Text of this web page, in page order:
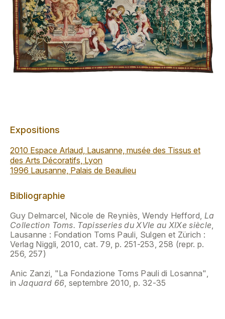
Expositions
2010 Espace Arlaud, Lausanne, musée des Tissus et
des Arts Décoratifs, Lyon
1996 Lausanne, Palais de Beaulieu
Bibliographie
Guy Delmarcel, Nicole de Reyniès, Wendy Hefford, La
Collection Toms. Tapisseries du XVIe au XIXe siècle
Lausanne : Fondation Toms Pauli, Sulgen et Zürich :
Verlag Niggli, 2010, cat. 79, p. 251-253, 258 (repr. p.
256, 257)
Anic Zanzi, "La Fondazione Toms Pauli di Losanna",
in Jaquard 66 , septembre 2010, p. 32-35